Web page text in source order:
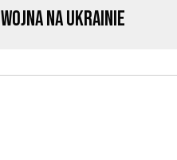
Wojna na Ukrainie